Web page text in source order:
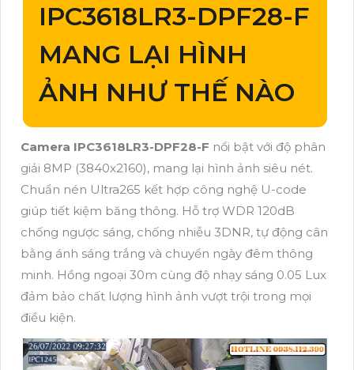
IPC3618LR3-DPF28-F
MANG LẠI HÌNH
ẢNH NHƯ THẾ NÀO
Camera IPC3618LR3-DPF28-F nổi bật với độ phân
giải 8MP (3840x2160), mang lại hình ảnh siêu nét.
Chuẩn nén Ultra265 kết hợp công nghệ U-code
giúp tiết kiệm băng thông. Hỗ trợ WDR 120dB
chống ngược sáng, chống nhiễu 3DNR, tự động cân
bằng ánh sáng trắng và chuyển ngày đêm thông
minh. Hồng ngoại 30m cùng độ nhạy sáng 0.05 Lux
đảm bảo chất lượng hình ảnh vượt trội trong mọi
điều kiện.